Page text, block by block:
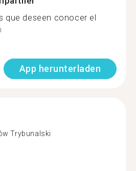
que deseen conocer el
App herunterladen
Trybunalski